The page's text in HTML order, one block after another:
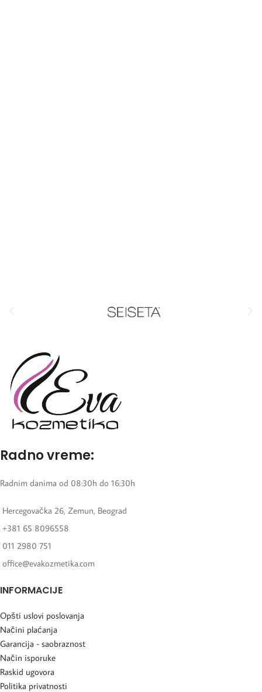
Radno vreme:
Radnim danima od 08:30h do 16:30h
Hercegovačka 26, Zemun, Beograd
+381 65 8096558
011 2980 751
office@evakozmetika.com
INFORMACIJE
Opšti uslovi poslovanja
Načini plaćanja
Garancija - saobraznost
Način isporuke
Raskid ugovora
Politika privatnosti